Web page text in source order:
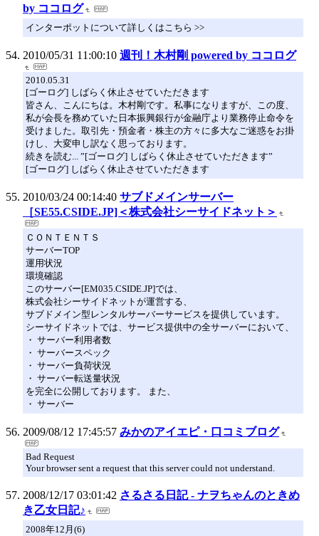
by ココログ
インターポットについて詳しくはこちら >>
2010/05/31 11:00:10 週刊！木村剛 powered by ココログ
2010.05.31
[ゴーログ] しばらく休止させていただきます
皆さん、こんにちは。木村剛です。私事になりますが、この度、
私が会長を務めていた日本振興銀行が金融庁より業務停止命令を
受けました。取引先・預金者・株主の方々に多大なご迷惑をお掛
けし、大変申し訳なく思っております。
続きを読む... ”[ゴーログ] しばらく休止させていただきます”
[ゴーログ] しばらく休止させていただきます
2010/03/24 00:14:40 サブドメインサーバー
［SE55.CSIDE.JP]＜株式会社シーサイドネット＞
ＣＯＮＴＥＮＴＳ
サーバーTOP
運用状況
環境確認
このサーバー[EM035.CSIDE.JP]では、
株式会社シーサイドネットが運営する、
サブドメイン型レンタルサーバーサービスを提供しています。
シーサイドネットでは、サービス提供中の全サーバーにおいて、
・ サーバー利用者数
・ サーバースペック
・ サーバー負荷状況
・ サーバー転送量状況
を完全に公開しております。 また、
・ サーバー
2009/08/12 17:45:57 みかのアイエピ・口コミブログ
Bad Request
Your browser sent a request that this server could not understand.
2008/12/17 03:01:42 さるさる日記 - ナヲちゃんのときめ
き乙女日記♪
2008年12月(6)